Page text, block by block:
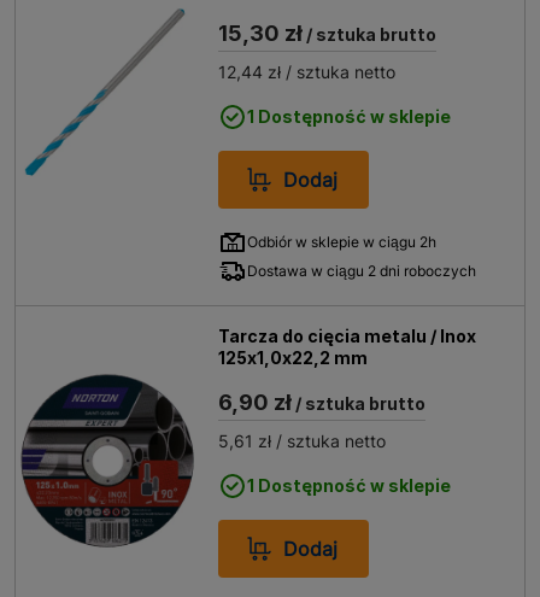
15,30 zł / sztuka brutto
12,44 zł / sztuka netto
1 Dostępność w sklepie
Dodaj
Odbiór w sklepie w ciągu 2h
Dostawa w ciągu 2 dni roboczych
Tarcza do cięcia metalu / Inox
125x1,0x22,2 mm
6,90 zł / sztuka brutto
5,61 zł / sztuka netto
1 Dostępność w sklepie
Dodaj